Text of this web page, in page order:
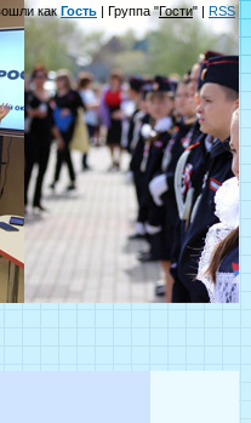
какГость | Группа "Гости" | RSS